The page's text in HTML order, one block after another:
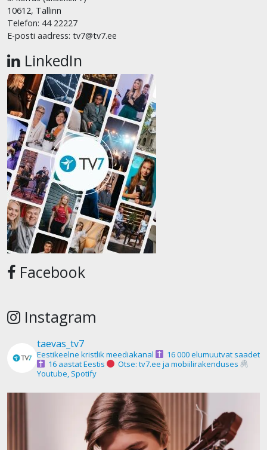
10612, Tallinn
Telefon: 44 22227
E-posti aadress: tv7@tv7.ee
LinkedIn
Facebook
Instagram
taevas_tv7
Eestikeelne kristlik meediakanal
16 000 elumuutvat saadet
16 aastat Eestis
Otse: tv7.ee ja mobiilirakenduses
Youtube, Spotify